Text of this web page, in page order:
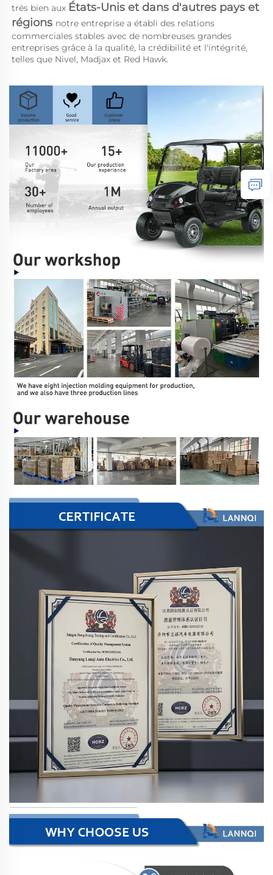
très bien aux États-Unis et dans d'autres pays et
régions notre entreprise a établi des relations
commerciales stables avec de nombreuses grandes
entreprises grâce à la qualité, la crédibilité et l'intégrité,
telles que Nivel, Madjax et Red Hawk.